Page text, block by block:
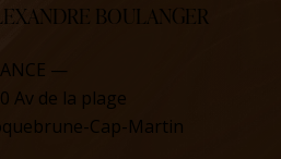
BOULANGER
—
Av de la plage
Cap-Martin